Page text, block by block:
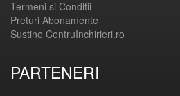
Termeni si Conditii
Preturi Abonamente
Sustine CentruInchirieri.ro
PARTENERI